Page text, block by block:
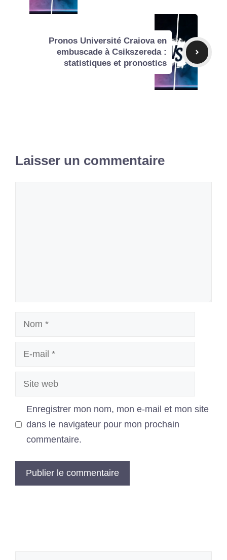
Pronos Université Craiova en
embuscade à Csikszereda :
statistiques et pronostics
Laisser un commentaire
Nom
Site
Enregistrer mon nom, mon e-mail et mon site
dans le navigateur pour mon prochain
commentaire.